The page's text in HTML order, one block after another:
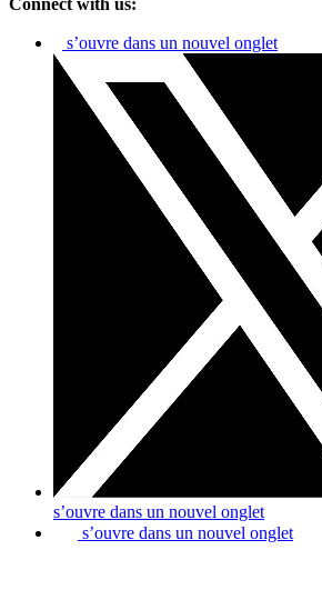
Connect with us:
s’ouvre dans un nouvel onglet
s’ouvre dans un nouvel onglet
s’ouvre dans un nouvel onglet